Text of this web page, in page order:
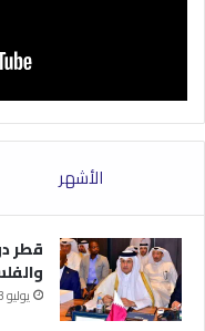
الأشهر
قطر
يوليو 3, 2024